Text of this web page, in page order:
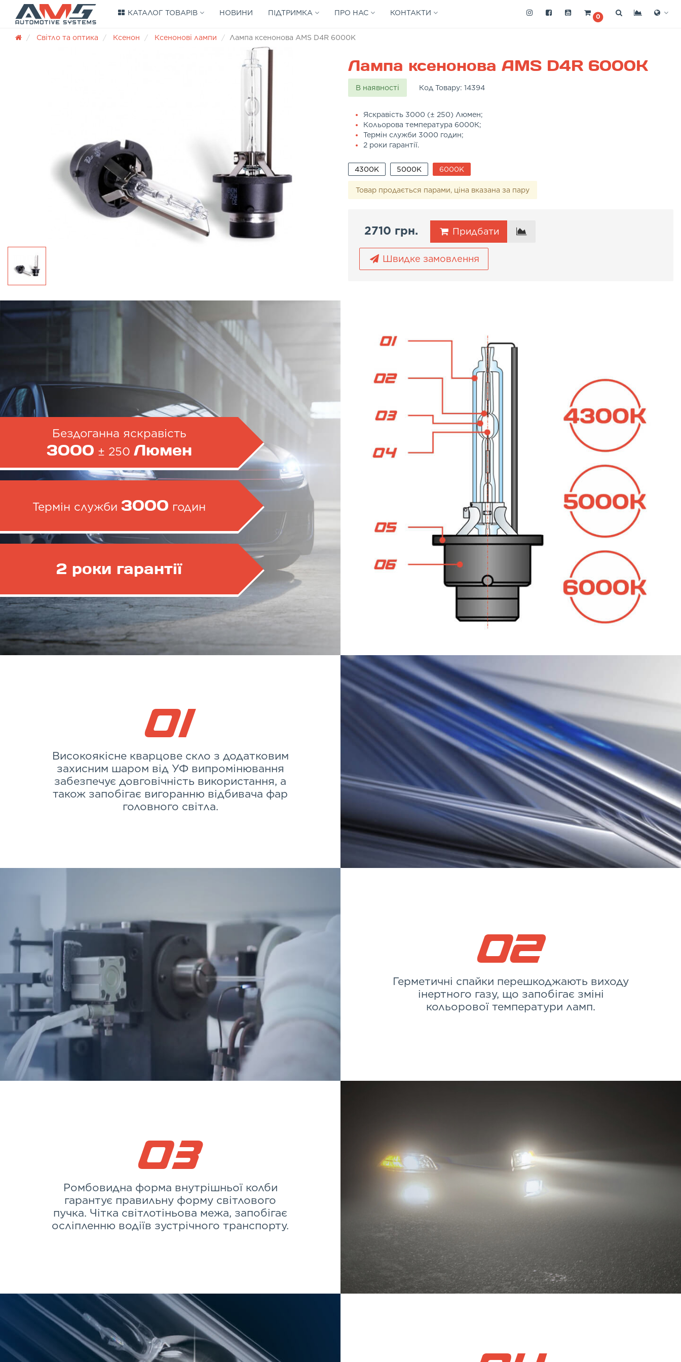
КАТАЛОГ ТОВАРІВ НОВИНИ ПІДТРИМКА ПРО НАС КОНТАКТИ 0
Світло та оптика Ксенон Ксенонові лампи Лампа ксенонова AMS D4R 6000K
Лампа ксенонова AMS D4R 6000K
В наявності Код Товару: 14394
Яскравість 3000 (± 250) Люмен;
Кольорова температура 6000К;
Термін служби 3000 годин;
2 роки гарантії.
4300K 5000K 6000K
Товар продається парами, ціна вказана за пару
2710 грн. Придбати
Швидке замовлення
Бездоганна яскравість
3000 ± 250 Люмен
Термін служби3000 годин
2 роки гарантії
01
Високоякісне кварцове скло з додатковим
захисним шаром від УФ випромінювання
забезпечує довговічність використання, а
також запобігає вигоранню відбивача фар
головного світла.
02
Герметичні спайки перешкоджають виходу
інертного газу, що запобігає зміні
кольорової температури ламп.
03
Ромбовидна форма внутрішньої колби
гарантує правильну форму світлового
пучка. Чітка світлотіньова межа, запобігає
осліпленню водіїв зустрічного транспорту.